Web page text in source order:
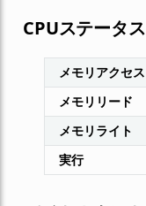
CPUステータス
メモリアクセス
メモリリード
メモリライト
実行